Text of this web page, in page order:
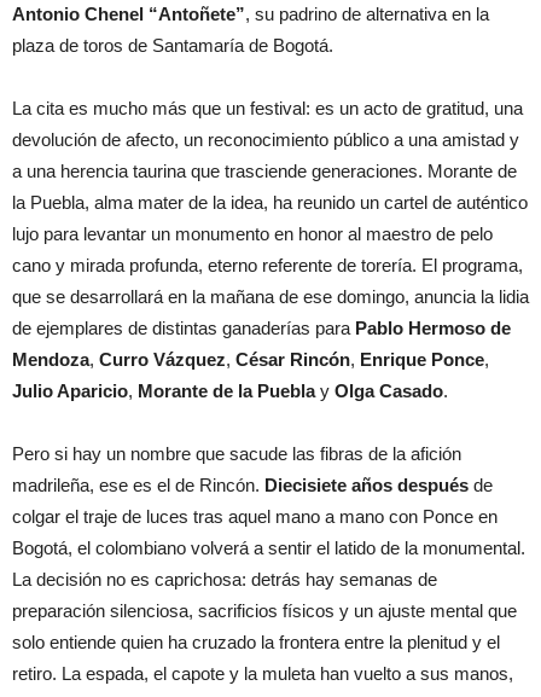
Antonio Chenel “Antoñete”, su padrino de alternativa en la
plaza de toros de Santamaría de Bogotá.
La cita es mucho más que un festival: es un acto de gratitud, una
devolución de afecto, un reconocimiento público a una amistad y
a una herencia taurina que trasciende generaciones. Morante de
la Puebla, alma mater de la idea, ha reunido un cartel de auténtico
lujo para levantar un monumento en honor al maestro de pelo
cano y mirada profunda, eterno referente de torería. El programa,
que se desarrollará en la mañana de ese domingo, anuncia la lidia
de ejemplares de distintas ganaderías para Pablo Hermoso de
Mendoza, Curro Vázquez, César Rincón, Enrique Ponce,
Julio Aparicio, Morante de la Pueblay Olga Casado.
Pero si hay un nombre que sacude las fibras de la afición
madrileña, ese es el de Rincón. Diecisiete años después de
colgar el traje de luces tras aquel mano a mano con Ponce en
Bogotá, el colombiano volverá a sentir el latido de la monumental.
La decisión no es caprichosa: detrás hay semanas de
preparación silenciosa, sacrificios físicos y un ajuste mental que
solo entiende quien ha cruzado la frontera entre la plenitud y el
retiro. La espada, el capote y la muleta han vuelto a sus manos,